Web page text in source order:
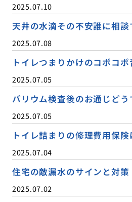
2025.07.10
天井の水滴その不安誰に相談
2025.07.08
トイレつまりかけのコポコ
2025.07.05
バリウム検査後のお通じどう
2025.07.05
トイレ詰まりの修理費用保険
2025.07.04
住宅の敵漏水のサインと対策
2025.07.02